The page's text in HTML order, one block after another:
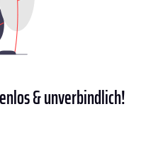
& unverbindlich!